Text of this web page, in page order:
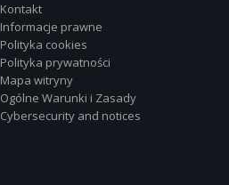
Kontakt
Informacje prawne
Polityka cookies
Polityka prywatności
Mapa witryny
Ogólne Warunki i Zasady
Cybersecurity and notices